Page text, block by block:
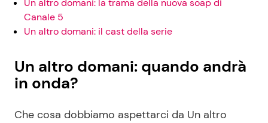
Un altro domani: la trama della nuova soap di
Canale 5
Un altro domani: il cast della serie
Un altro domani: quando andrà
in onda?
Che cosa dobbiamo aspettarci da Un altro